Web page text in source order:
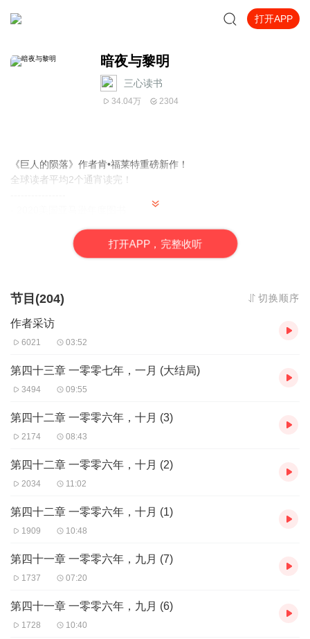
打开APP
暗夜与黎明
三心读书
34.04万 2304
《巨人的陨落》作者肯•福莱特重磅新作！
全球读者平均2个通宵读完！
- 登顶10国畅销书榜，霸占《纽约时报》畅销榜84天
- 英国殿堂级作家肯•福莱特的36部小说，以33种语言狂销80国，总
- 只要坚持内心的原则，就能活得纯粹而快意！
- 内含作者采访、原版地图和精美插画
【故事简介】
公元997年，英格兰大地陷入无边黑暗——
维京海盗肆虐横行，君王贵族分庭抗礼，神职人员贪色纵欲，战俘
奴隶遍地哀号。
造船匠埃德加，因海盗侵袭被迫迁到蛮荒之地，生活稍现转机却接
诺曼贵族之女蕾格娜，满怀憧憬远嫁英格兰，却发觉联姻是场蓄谋
已久的骗局；
主教的阴谋。
本来毫无交集的三人，因对正义与公平的渴求，命运紧紧交织……
1、《暗夜与黎明》生动再现了处于中世纪转折点之上混乱而黑暗的
英国，以及身处其中的人物的命运。不管是肯•福莱特的忠实粉丝，
2、黑暗时代保留下来的历史资料较少，为后人留下了很多臆测和争
论的空间，肯•福莱特对这一时期的再创造栩栩如生且通俗易懂。
3、一个包罗万象、跌宕起伏的故事，肯•福莱特是一个超级小说大
师。——《科克斯书评》（星级评论）
打开APP，完整收听
节目(204) 切换顺序
作者采访
6021 03:52
第四十三章 一零零七年，一月 (大结局)
3494 09:55
第四十二章 一零零六年，十月 (3)
2174 08:43
第四十二章 一零零六年，十月 (2)
2034 11:02
第四十二章 一零零六年，十月 (1)
1909 10:48
第四十一章 一零零六年，九月 (7)
1737 07:20
第四十一章 一零零六年，九月 (6)
1728 10:40